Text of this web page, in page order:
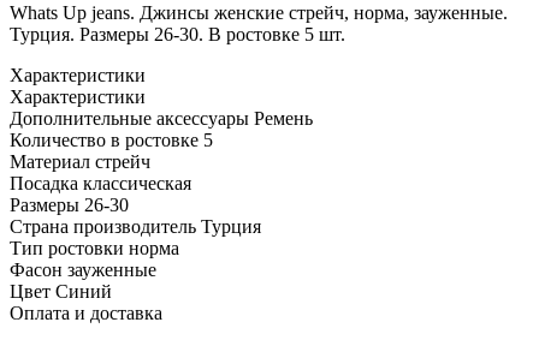
Whats Up jeans. Джинсы женские стрейч, норма, зауженные.
Турция. Размеры 26-30. В ростовке 5 шт.
Характеристики
Характеристики
Дополнительные аксессуары Ремень
Количество в ростовке 5
Материал стрейч
Посадка классическая
Размеры 26-30
Страна производитель Турция
Тип ростовки норма
Фасон зауженные
Цвет Синий
Оплата и доставка